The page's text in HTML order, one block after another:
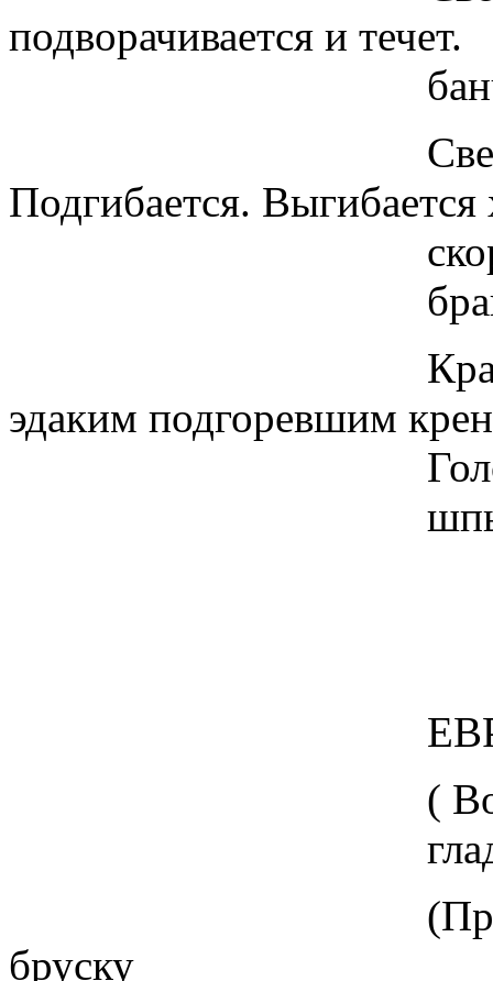
подворачивается и течет.
банччч -
Свет белее
Подгибается. Выгибается
скорпиона.
бранччч -
Красный
эдаким подгоревшим
Голова
( Возьми два
гладко
(Проведи
бруску